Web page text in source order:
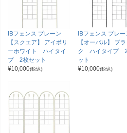
IBフェンス プレーン
【スクエア】 アイボリ
ーホワイト ハイタイ
プ 2枚セット
¥10,000(税込)
IBフェンス プレ
【オーバル】 ブラ
ク ハイタイプ
ット
¥10,000(税込)